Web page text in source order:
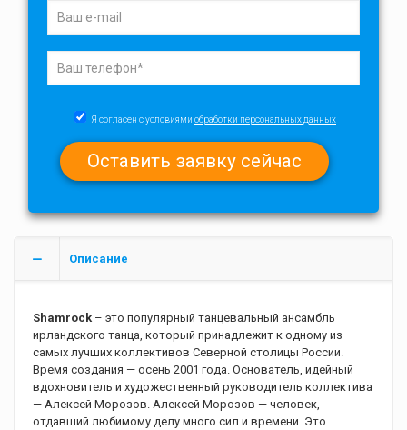
Я согласен с условиями обработки персональных данных
Описание
Shamrock – это популярный танцевальный ансамбль
ирландского танца, который принадлежит к одному из
самых лучших коллективов Северной столицы России.
Время создания — осень 2001 года. Основатель, идейный
вдохновитель и художественный руководитель коллектива
— Алексей Морозов. Алексей Морозов — человек,
отдавший любимому делу много сил и времени. Это